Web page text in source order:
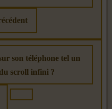
son téléphone tel un
scroll infini ?